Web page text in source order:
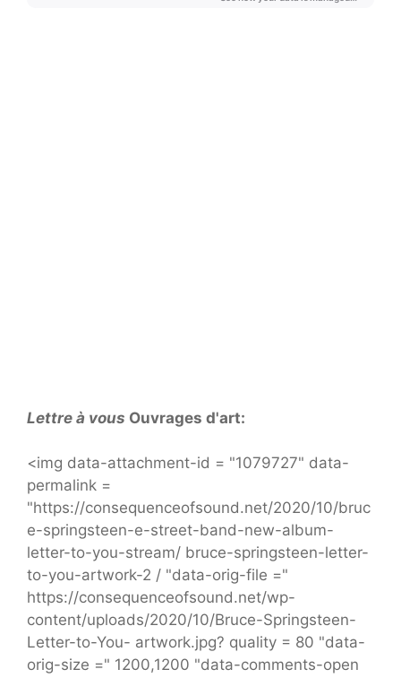
Lettre à vous Ouvrages d'art:
<img data-attachment-id = "1079727" data-
permalink =
"https://consequenceofsound.net/2020/10/bruc
e-springsteen-e-street-band-new-album-
letter-to-you-stream/ bruce-springsteen-letter-
to-you-artwork-2 / "data-orig-file ="
https://consequenceofsound.net/wp-
content/uploads/2020/10/Bruce-Springsteen-
Letter-to-You- artwork.jpg? quality = 80 "data-
orig-size =" 1200,1200 "data-comments-open